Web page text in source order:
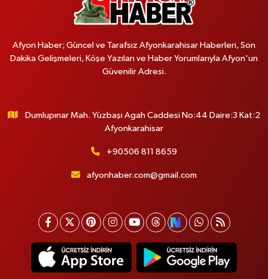
Afyon Haber; Güncel ve Tarafsız Afyonkarahisar Haberleri, Son
Dakika Gelişmeleri, Köşe Yazıları ve Haber Yorumlarıyla Afyon'un
Güvenilir Adresi.
Dumlupınar Mah. Yüzbaşı Agah Caddesi No:44 Daire:3 Kat:2
Afyonkarahisar
+90506 811 8659
afyonhaber.com@gmail.com